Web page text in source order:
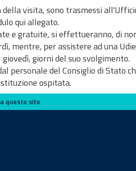
visita, sono trasmessi
qui allegato.
e gratuite, si effettueranno, di
mentre, per assistere ad una
giorni del suo svolgimento.
personale del Consiglio di Stato
ospitata.
questo sito